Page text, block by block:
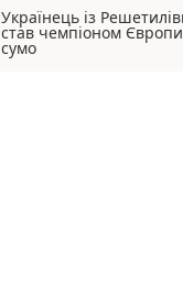
Українець із
став чемпіоном
сумо